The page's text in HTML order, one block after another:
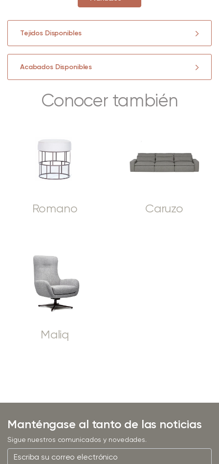
Tejidos Disponibles
Acabados Disponibles
Conocer también
Romano Caruzo
Maliq
Manténgase al tanto de las noticias
Sigue nuestros comunicados y novedades.